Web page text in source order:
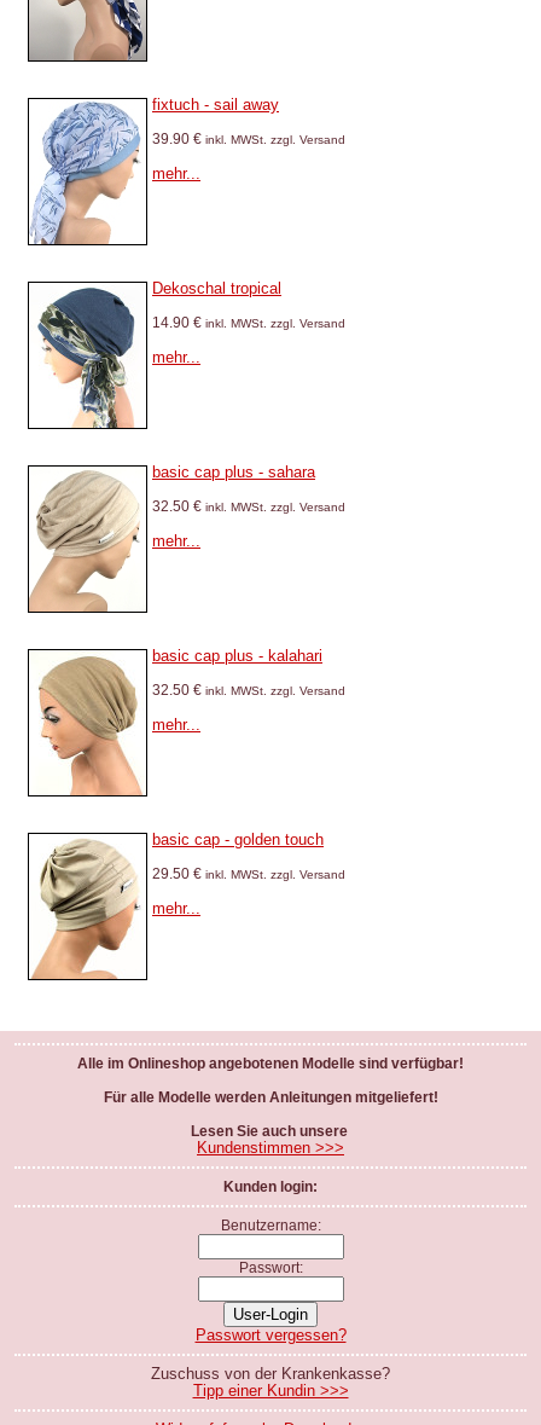
fixtuch - sail away
39.90 € inkl. MWSt. zzgl. Versand
mehr...
Dekoschal tropical
14.90 € inkl. MWSt. zzgl. Versand
mehr...
basic cap plus - sahara
32.50 € inkl. MWSt. zzgl. Versand
mehr...
basic cap plus - kalahari
32.50 € inkl. MWSt. zzgl. Versand
mehr...
basic cap - golden touch
29.50 € inkl. MWSt. zzgl. Versand
mehr...
Alle im Onlineshop angebotenen Modelle sind verfügbar!
Für alle Modelle werden Anleitungen mitgeliefert!
Lesen Sie auch unsere
Kundenstimmen >>>
Kunden login:
Benutzername:
Passwort:
Passwort vergessen?
Zuschuss von der Krankenkasse?
Tipp einer Kundin >>>